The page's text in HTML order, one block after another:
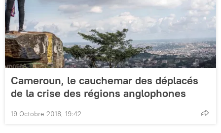
Cameroun, le cauchemar des déplacés
de la crise des régions anglophones
19 Octobre 2018, 19:42